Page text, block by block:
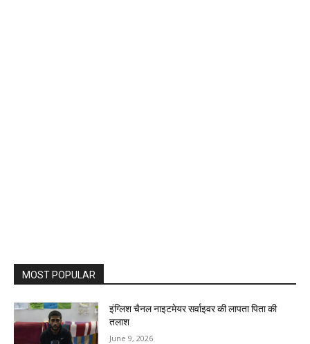
MOST POPULAR
इंग्लिश चैनल नाइटमेयर सर्वाइवर की लापता पिता की
तलाश
June 9, 2026